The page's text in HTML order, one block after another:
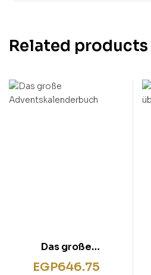
Related products
Das große
Adventskalenderbuch
EGP646.75